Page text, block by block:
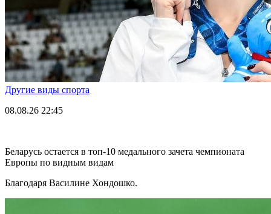
Другие виды спорта
08.08.26 22:45
Беларусь остается в топ-10 медального зачета чемпионата
Европы по видным видам
Благодаря Василине Хондошко.